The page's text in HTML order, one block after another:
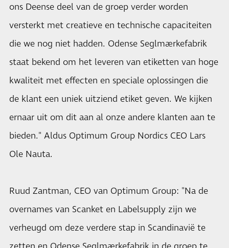
ons Deense deel van de groep verder worden
versterkt met creatieve en technische capaciteiten
die we nog niet hadden. Odense Seglmærkefabrik
staat bekend om het leveren van etiketten van hoge
kwaliteit met effecten en speciale oplossingen die
de klant een uniek uitziend etiket geven. We kijken
ernaar uit om dit aan al onze andere klanten aan te
bieden." Aldus Optimum Group Nordics CEO Lars
Ole Nauta.
Ruud Zantman, CEO van Optimum Group: "Na de
overnames van Scanket en Labelsupply zijn we
verheugd om deze verdere stap in Scandinavië te